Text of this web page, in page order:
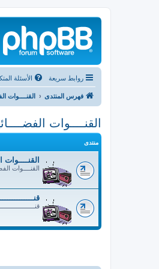
روابط سريعة الأسئلة
فهرس المنتدى القنــــوات
القنــــوات
منتدى
القنــــوات
القنــــوات